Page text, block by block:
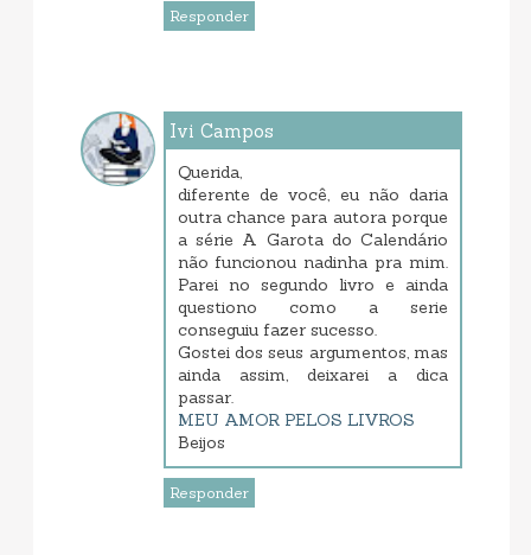
Responder
Ivi Campos
Querida,
diferente de você, eu não daria
outra chance para autora porque
a série A Garota do Calendário
não funcionou nadinha pra mim.
Parei no segundo livro e ainda
questiono como a serie
conseguiu fazer sucesso.
Gostei dos seus argumentos, mas
ainda assim, deixarei a dica
passar.
MEU AMOR PELOS LIVROS
Beijos
Responder